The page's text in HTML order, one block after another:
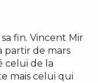
fin. Vincent Mir
partir de mars
celui de la
mais celui qui